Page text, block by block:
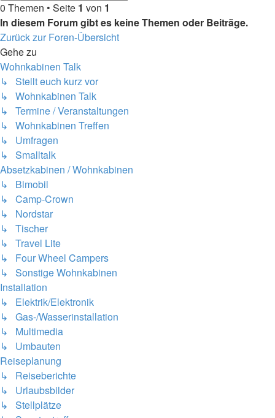
0 Themen • Seite 1 von 1
In diesem Forum gibt es keine Themen oder Beiträge.
Zurück zur Foren-Übersicht
Gehe zu
Wohnkabinen Talk
↳ Stellt euch kurz vor
↳ Wohnkabinen Talk
↳ Termine / Veranstaltungen
↳ Wohnkabinen Treffen
↳ Umfragen
↳ Smalltalk
Absetzkabinen / Wohnkabinen
↳ Bimobil
↳ Camp-Crown
↳ Nordstar
↳ Tischer
↳ Travel Lite
↳ Four Wheel Campers
↳ Sonstige Wohnkabinen
Installation
↳ Elektrik/Elektronik
↳ Gas-/Wasserinstallation
↳ Multimedia
↳ Umbauten
Reiseplanung
↳ Reiseberichte
↳ Urlaubsbilder
↳ Stellplätze